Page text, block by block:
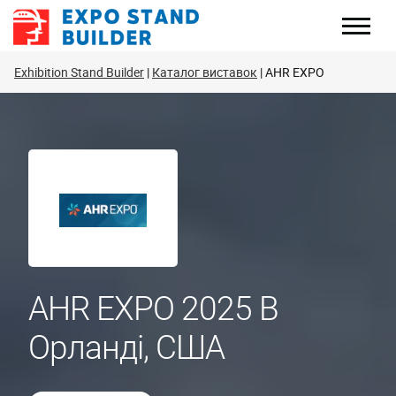
Перейти
Exhibition Stand Builder Каталог виставок AHR EXPO
AHR EXPO 2025 В
Орланді, США